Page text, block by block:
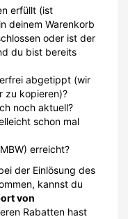
erfüllt (ist
deinem Warenkorb
oder ist der
du bist bereits
abgetippt (wir
zu kopieren)?
noch aktuell?
schon mal
erreicht?
der Einlösung des
kannst du
von
Rabatten hast